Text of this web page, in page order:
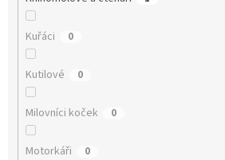
Kuřáci 0
Kutilové 0
Milovníci koček 0
Motorkáři 0